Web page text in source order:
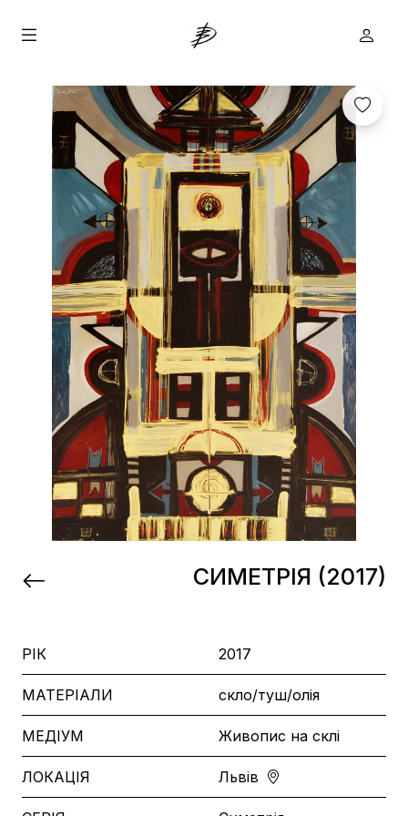
СИМЕТРІЯ (2017)
РІК 2017
МАТЕРІАЛИ скло/туш/олія
МЕДІУМ Живопис на склі
ЛОКАЦІЯ Львів